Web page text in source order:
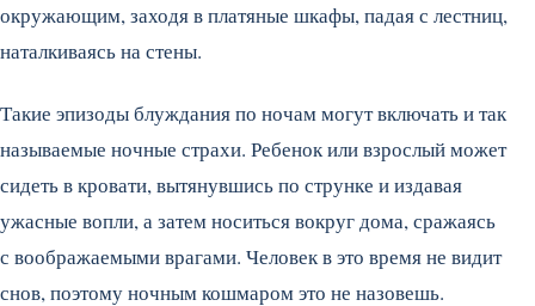
окружающим, заходя в платяные шкафы, падая с лестниц,
наталкиваясь на стены.
Такие эпизоды блуждания по ночам могут включать и так
называемые ночные страхи. Ребенок или взрослый может
сидеть в кровати, вытянувшись по струнке и издавая
ужасные вопли, а затем носиться вокруг дома, сражаясь
с воображаемыми врагами. Человек в это время не видит
снов, поэтому ночным кошмаром это не назовешь.